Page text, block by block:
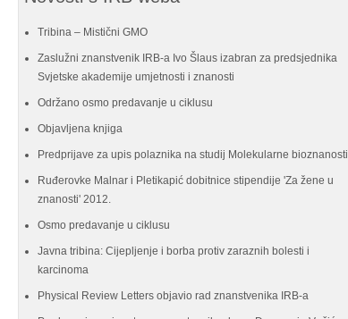
Tribina – Mistični GMO
Zaslužni znanstvenik IRB-a Ivo Šlaus izabran za predsjednika
Svjetske akademije umjetnosti i znanosti
Održano osmo predavanje u ciklusu
Objavljena knjiga
Predprijave za upis polaznika na studij Molekularne bioznanosti
Ruđerovke Malnar i Pletikapić dobitnice stipendije 'Za žene u
znanosti' 2012.
Osmo predavanje u ciklusu
Javna tribina: Cijepljenje i borba protiv zaraznih bolesti i
karcinoma
Physical Review Letters objavio rad znanstvenika IRB-a